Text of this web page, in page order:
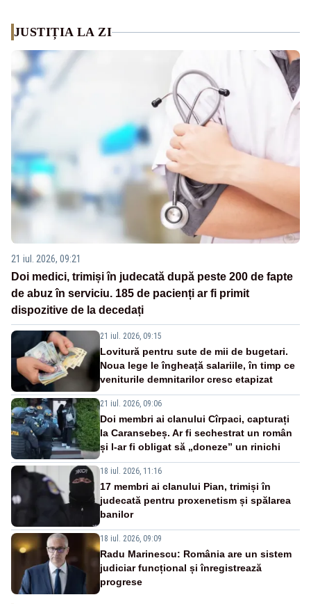
JUSTIȚIA LA ZI
21 iul. 2026, 09:21
Doi medici, trimiși în judecată după peste 200 de fapte
de abuz în serviciu. 185 de pacienți ar fi primit
dispozitive de la decedați
21 iul. 2026, 09:15
Lovitură pentru sute de mii de bugetari.
Noua lege le îngheață salariile, în timp ce
veniturile demnitarilor cresc etapizat
21 iul. 2026, 09:06
Doi membri ai clanului Cîrpaci, capturați
la Caransebeș. Ar fi sechestrat un român
și l-ar fi obligat să „doneze” un rinichi
18 iul. 2026, 11:16
17 membri ai clanului Pian, trimiși în
judecată pentru proxenetism și spălarea
banilor
18 iul. 2026, 09:09
Radu Marinescu: România are un sistem
judiciar funcțional și înregistrează
progrese